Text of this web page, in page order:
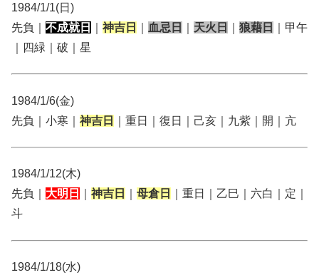
1984/1/1(日)
先負｜ 不成就日 神吉日 血忌日 天火日 狼藉日
｜甲午
｜四緑｜破｜星
1984/1/6(金)
先負｜小寒｜ 神吉日 ｜重日｜復日｜己亥｜九紫｜開｜亢
1984/1/12(木)
先負｜ 大明日 神吉日 母倉日
｜重日｜乙巳｜六白｜定｜
斗
1984/1/18(水)